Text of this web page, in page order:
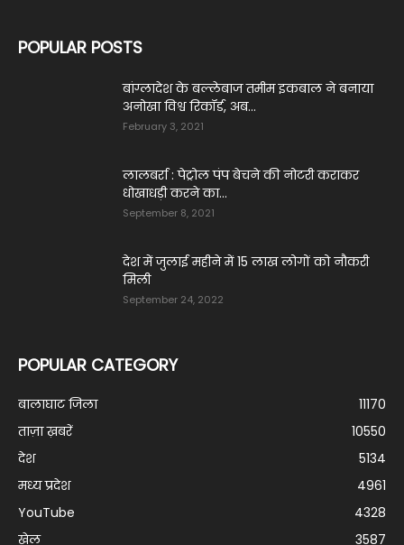
POPULAR POSTS
बांग्लादेश के बल्लेबाज तमीम इकबाल ने बनाया
अनोखा विश्व रिकॉर्ड, अब...
February 3, 2021
लालबर्रा : पेट्रोल पंप बेचने की नोटरी कराकर
धोखाधड़ी करने का...
September 8, 2021
देश में जुलाई महीने में 15 लाख लोगों को नौक‎री
‎मिली
September 24, 2022
POPULAR CATEGORY
बालाघाट जिला
11170
ताज़ा ख़बरें
10550
देश
5134
मध्य प्रदेश
4961
YouTube
4328
खेल
3587